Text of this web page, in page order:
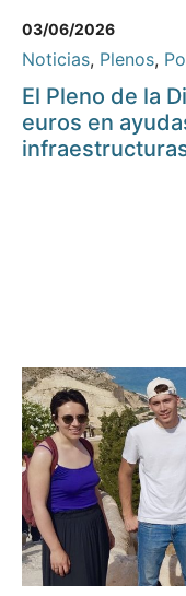
03/06/2026
Noticias, Plenos,
El Pleno de la
euros en